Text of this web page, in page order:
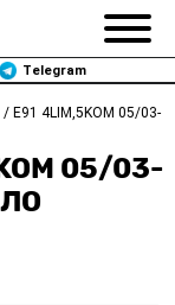
Telegram
/ E91 4LIM,5KOM 05/03-
05/03-